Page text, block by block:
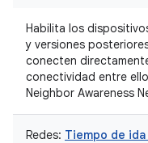
Habilita los
y versiones
conecten
conectividad entre
Neighbor Awareness
Redes: Tiempo de